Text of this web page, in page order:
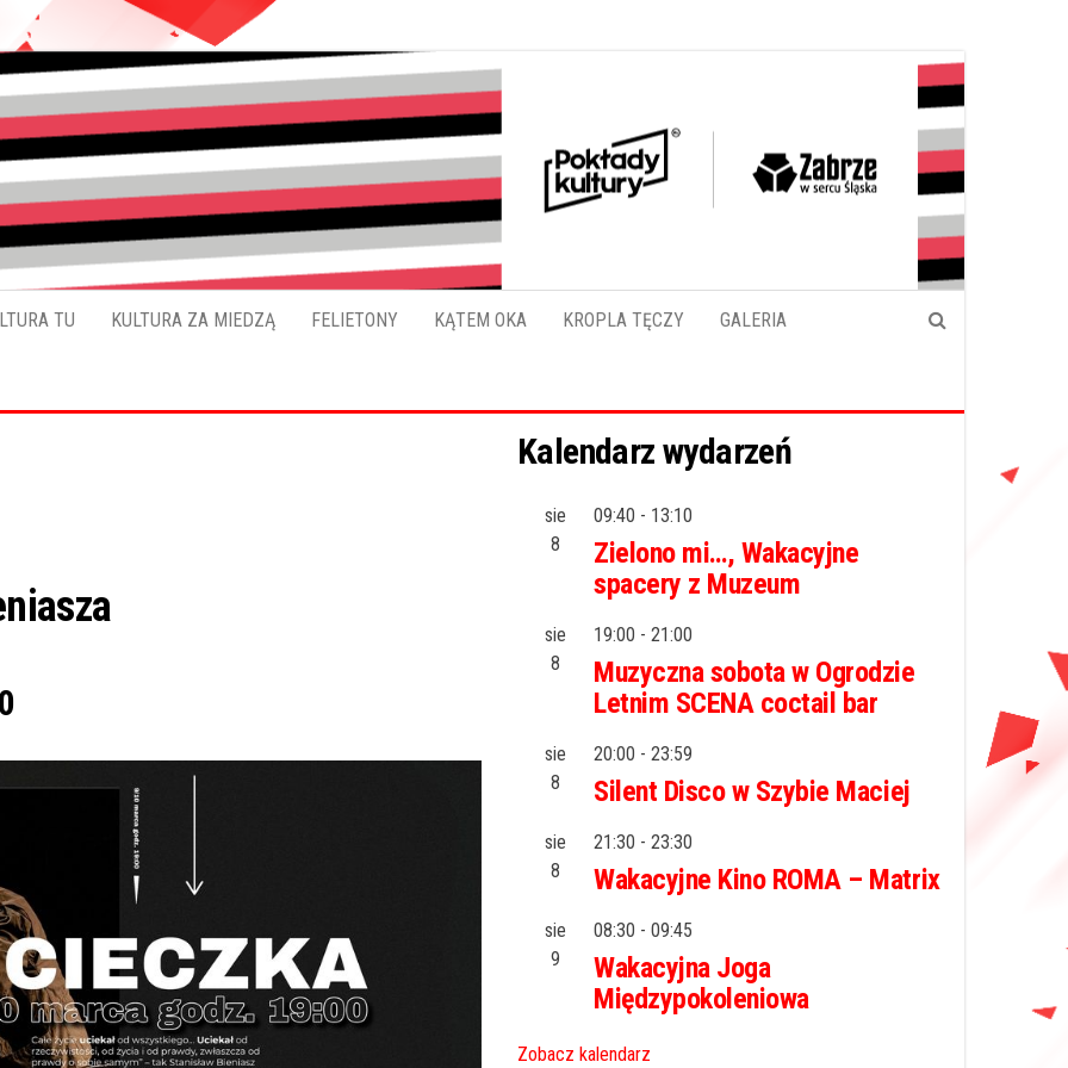
Pokładykultury.eu
TU KULTURA ZA MIEDZĄ FELIETONY KĄTEM OKA KROPLA TĘCZY GALERIA
Kalendarz wydarzeń
sie
8
09:40 - 13:10
Zielono mi…, Wakacyjne
spacery z Muzeum
sie
8
19:00 - 21:00
Muzyczna sobota w Ogrodzie
Letnim SCENA coctail bar
sie
8
20:00 - 23:59
Silent Disco w Szybie Maciej
sie
8
21:30 - 23:30
Wakacyjne Kino ROMA – Matrix
sie
9
08:30 - 09:45
Wakacyjna Joga
Międzypokoleniowa
Zobacz kalendarz